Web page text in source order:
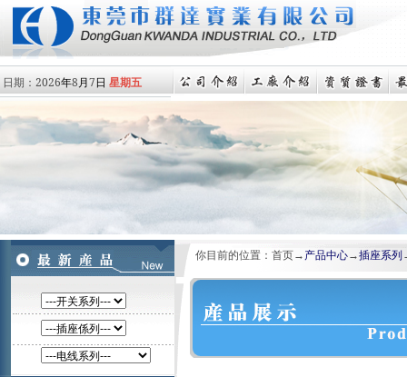
日期： 2026年8月7日 星期五
你目前的位置：首页→产品中心→插座系列